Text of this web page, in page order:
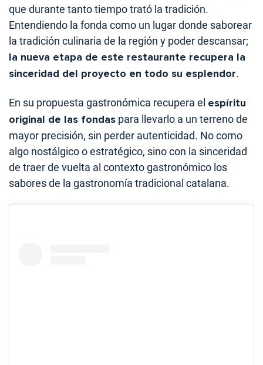
que durante tanto tiempo trató la tradición.
Entendiendo la fonda como un lugar donde saborear
la tradición culinaria de la región y poder descansar;
la nueva etapa de este restaurante recupera la
sinceridad del proyecto en todo su esplendor.
En su propuesta gastronómica recupera el espíritu
original de las fondas para llevarlo a un terreno de
mayor precisión, sin perder autenticidad. No como
algo nostálgico o estratégico, sino con la sinceridad
de traer de vuelta al contexto gastronómico los
sabores de la gastronomía tradicional catalana.